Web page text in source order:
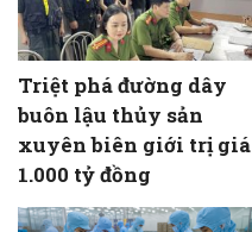
Triệt phá đường dây
buôn lậu thủy sản
xuyên biên giới trị giá
1.000 tỷ đồng